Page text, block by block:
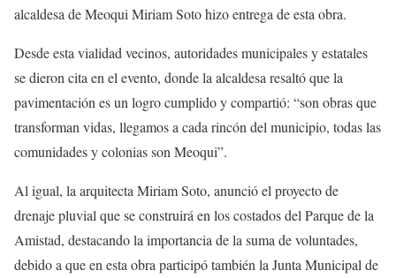
alcaldesa de Meoqui Miriam Soto hizo entrega de esta obra.
Desde esta vialidad vecinos, autoridades municipales y estatales
se dieron cita en el evento, donde la alcaldesa resaltó que la
pavimentación es un logro cumplido y compartió: “son obras que
transforman vidas, llegamos a cada rincón del municipio, todas las
comunidades y colonias son Meoqui”.
Al igual, la arquitecta Miriam Soto, anunció el proyecto de
drenaje pluvial que se construirá en los costados del Parque de la
Amistad, destacando la importancia de la suma de voluntades,
debido a que en esta obra participó también la Junta Municipal de